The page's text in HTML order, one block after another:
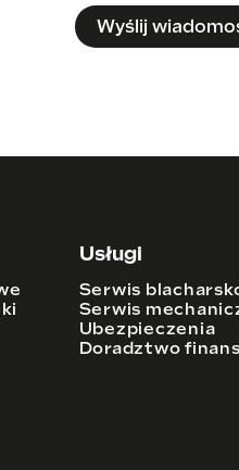
Usługi
Serwis
Serwis
Ubezpieczenia
Doradztwo